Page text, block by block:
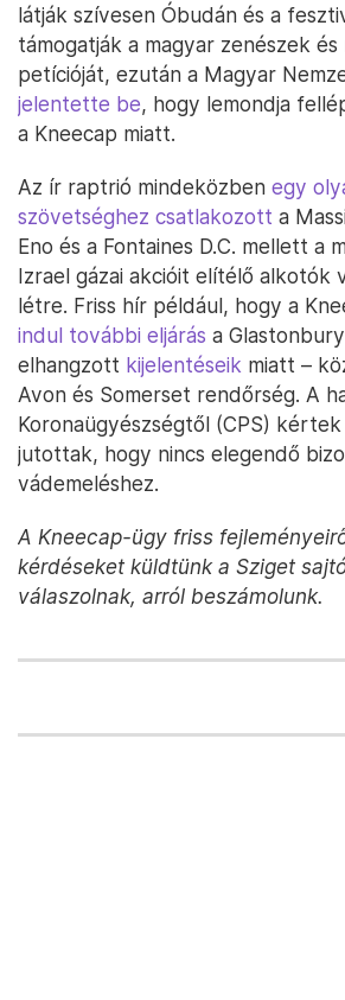
látják szívesen Óbudán és a
támogatják a magyar zenészek és
petícióját, ezután a Magyar
jelentette be, hogy lemondja
a Kneecap miatt.
Az ír raptrió mindeközben egy
szövetséghez csatlakozott a
Eno és a Fontaines D.C. mellett a
Izrael gázai akcióit elítélő alkotók
létre. Friss hír például, hogy a
indul további eljárás a
elhangzott kijelentéseik miatt –
Avon és Somerset rendőrség. A
Koronaügyészségtől (CPS)
jutottak, hogy nincs elegendő
vádemeléshez.
A Kneecap-ügy friss
kérdéseket küldtünk a Sziget
válaszolnak, arról beszámolunk.